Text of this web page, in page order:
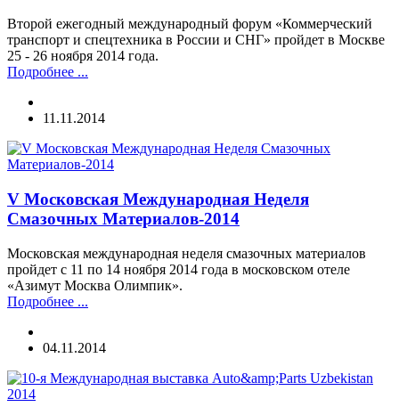
Второй ежегодный международный форум «Коммерческий
транспорт и спецтехника в России и СНГ» пройдет в Москве
25 - 26 ноября 2014 года.
Подробнее ...
11.11.2014
V Московская Международная Неделя
Смазочных Материалов-2014
Московская международная неделя смазочных материалов
пройдет с 11 по 14 ноября 2014 года в московском отеле
«Азимут Москва Олимпик».
Подробнее ...
04.11.2014